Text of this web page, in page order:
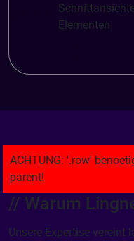
Elementen
// Warum
Unsere Expertise vereint